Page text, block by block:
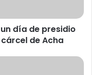
día de presidio
de Acha